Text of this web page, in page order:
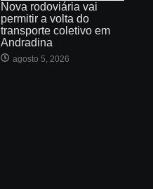
Nova rodoviária vai
permitir a volta do
transporte coletivo em
Andradina
agosto 5, 2026